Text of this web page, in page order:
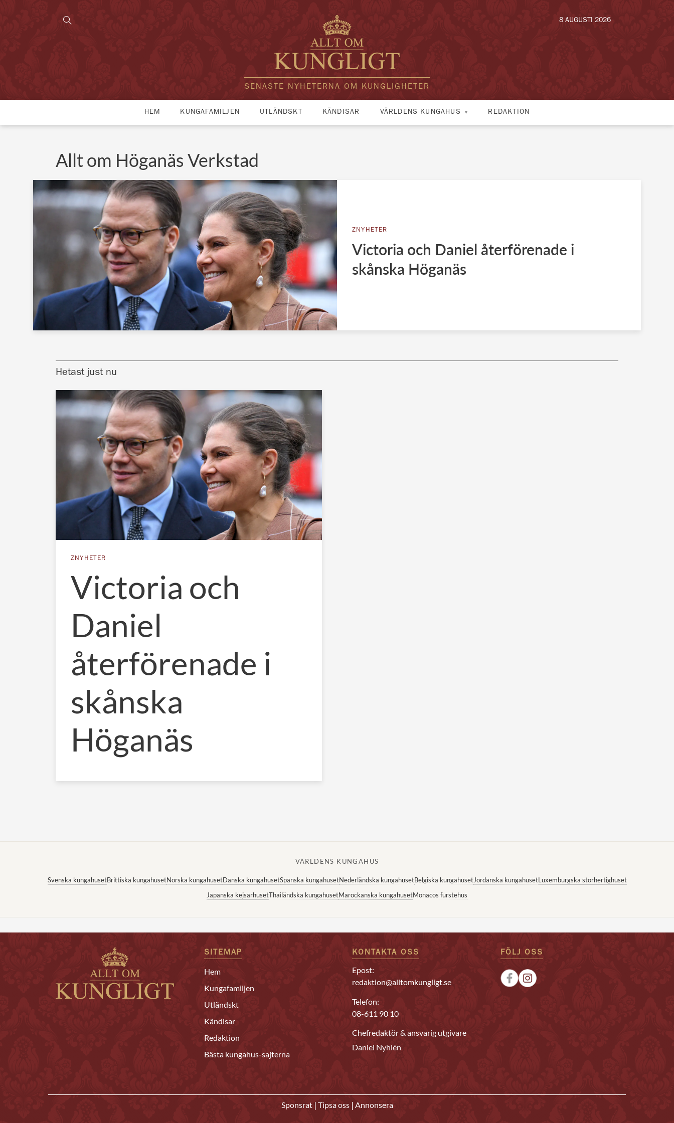
SENASTE NYHETERNA OM KUNGLIGHETER
8 AUGUSTI 2026
HEM KUNGAFAMILJEN UTLÄNDSKT KÄNDISAR VÄRLDENS KUNGAHUS REDAKTION
Allt om Höganäs Verkstad
ZNYHETER
Victoria och Daniel återförenade i
skånska Höganäs
Hetast just nu
ZNYHETER
Victoria och
Daniel
återförenade i
skånska
Höganäs
VÄRLDENS KUNGAHUS
Svenska kungahusetBrittiska kungahusetNorska kungahusetDanska kungahusetSpanska kungahusetNederländska kungahusetBelgiska kungahusetJordanska kungahusetLuxemburgska storhertighuset
Japanska kejsarhusetThailändska kungahusetMarockanska kungahusetMonacos furstehus
SITEMAP
Hem
Kungafamiljen
Utländskt
Kändisar
Redaktion
Bästa kungahus-sajterna
KONTAKTA OSS
Epost:
redaktion@alltomkungligt.se
Telefon:
08-611 90 10
Chefredaktör & ansvarig utgivare
Daniel Nyhlén
FÖLJ OSS
Sponsrat | Tipsa oss | Annonsera